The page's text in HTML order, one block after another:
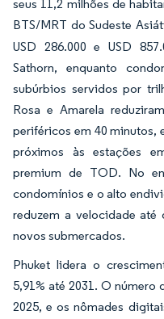
seus 11,2 milhões de
BTS/MRT do Sudeste
USD 286.000 e USD
Sathorn, enquanto
subúrbios servidos por
Rosa e Amarela
periféricos em 40 minutos,
próximos às estações
premium de TOD. No
condomínios e o alto
reduzem a velocidade até
novos submercados.
Phuket lidera o
5,91% até 2031. O número
2025, e os nômades